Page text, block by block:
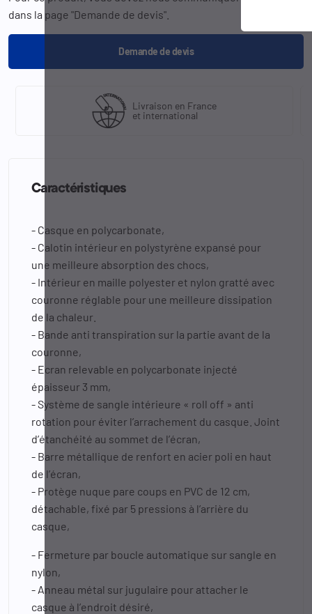
dans la page "Demande de devis".
Demande de devis
Livraison en France
et international
Caractéristiques
- Casque en polycarbonate,
- Calotin intérieur en polystyrène expansé pour
une meilleure absorption des chocs,
- Intérieur en maille polyester et nylon gratté avec
couronne réglable pour une meilleure dissipation
de la chaleur.
- Bande anti transpiration sur la partie avant de la
couronne,
- Ecran relevable en polycarbonate injecté
épaisseur 3 mm,
- Système de sangle intérieure « roll off » anti
rotation pour éviter l’arrachement du casque. Joint
d’étanchéité au sommet de l’écran,
- Barre métallique de renfort en acier poli en haut
de l’écran,
- Protège nuque pare coups en PVC de 12 cm,
détachable, fixé par 5 pressions à l’arrière du
casque,
- Fermeture par boucle automatique sur sangle en
nylon,
- Anneau métal sur jugulaire pour attacher le
casque à l’endroit désiré,